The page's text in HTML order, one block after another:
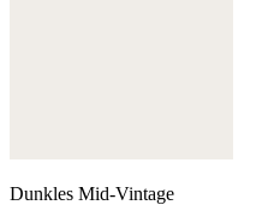
Dunkles Mid-Vintage